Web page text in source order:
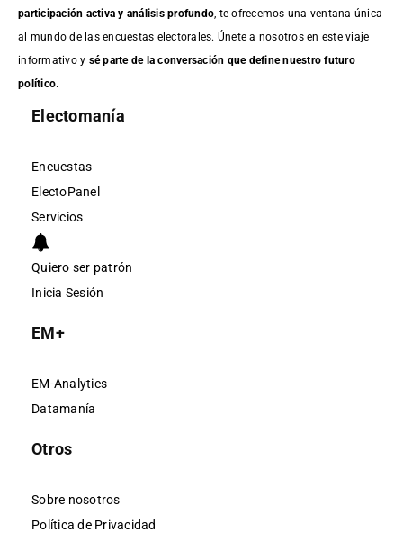
participación activa y análisis profundo , te ofrecemos una ventana única
al mundo de las encuestas electorales. Únete a nosotros en este viaje
informativo y sé parte de la conversación que define nuestro futuro
político.
Electomanía
Encuestas
ElectoPanel
Servicios
Quiero ser patrón
Inicia Sesión
EM+
EM-Analytics
Datamanía
Otros
Sobre nosotros
Política de Privacidad